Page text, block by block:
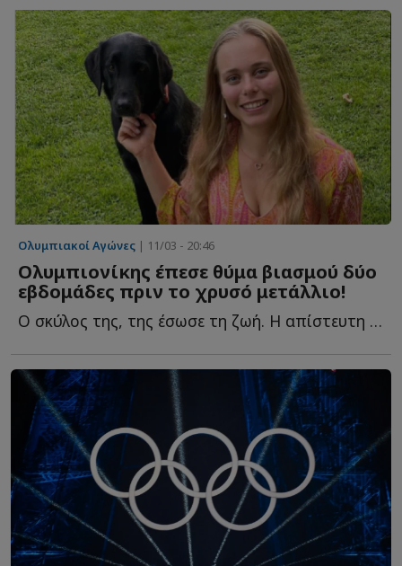
Ολυμπιακοί Αγώνες | 11/03 - 20:46
Ολυμπιονίκης έπεσε θύμα βιασμού δύο
εβδομάδες πριν το χρυσό μετάλλιο!
Ο σκύλος της, της έσωσε τη ζωή. Η απίστευτη ε...